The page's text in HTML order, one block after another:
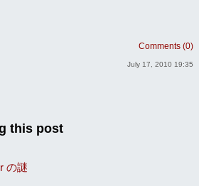
Comments (0)
July 17, 2010 19:35
this post
の謎